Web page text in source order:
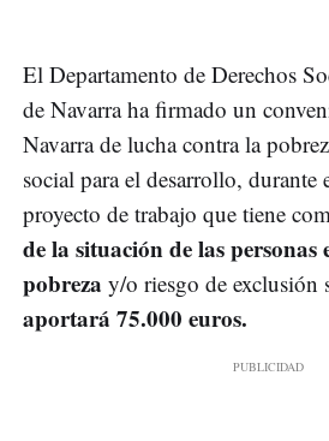
El Departamento de Derechos
de Navarra ha firmado un
Navarra de lucha contra la
social para el desarrollo, durante
proyecto de trabajo que tiene
de la situación de las personas
pobreza y/o riesgo de exclusión
aportará 75.000 euros.